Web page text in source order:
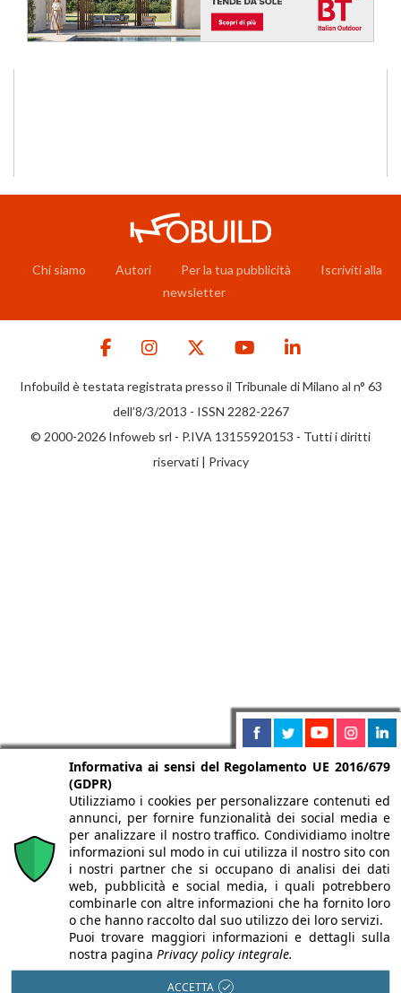
Chi siamo Autori Per la tua pubblicità
Iscriviti alla
newsletter
Infobuild è testata registrata presso il Tribunale di Milano al n° 63
dell’8/3/2013 - ISSN 2282-2267
© 2000-2026 Infoweb srl - P.IVA 13155920153 - Tutti i diritti
riservati | Privacy
Informativa ai sensi del Regolamento UE 2016/679
(GDPR)
Utilizziamo i cookies per personalizzare contenuti ed
annunci, per fornire funzionalità dei social media e
per analizzare il nostro traffico. Condividiamo inoltre
informazioni sul modo in cui utilizza il nostro sito con
i nostri partner che si occupano di analisi dei dati
web, pubblicità e social media, i quali potrebbero
combinarle con altre informazioni che ha fornito loro
o che hanno raccolto dal suo utilizzo dei loro servizi.
Puoi trovare maggiori informazioni e dettagli sulla
nostra pagina Privacy policy integrale.
ACCETTA